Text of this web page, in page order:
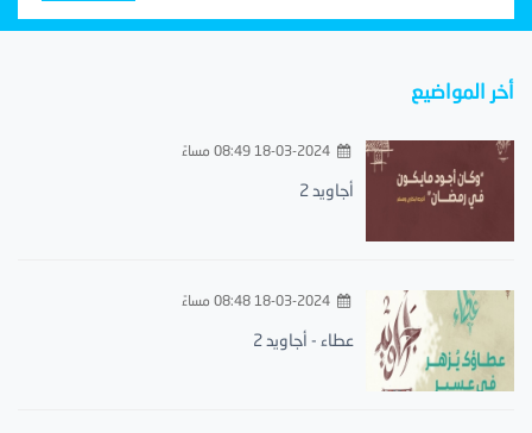
أخر المواضيع
18-03-2024 08:49 مساءً
أجاويد 2
18-03-2024 08:48 مساءً
عطاء - أجاويد 2